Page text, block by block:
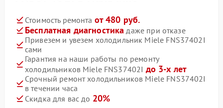
Стоимость ремонта от 480 руб.
Бесплатная диагностика даже при отказе
Привезем и увезем холодильник Miele FNS37402I
сами
Гарантия на наши работы по ремонту
холодильников Miele FNS37402I до 3-х лет
Срочный ремонт холодильников Miele FNS37402I
в течении часа
Скидка для вас до 20%